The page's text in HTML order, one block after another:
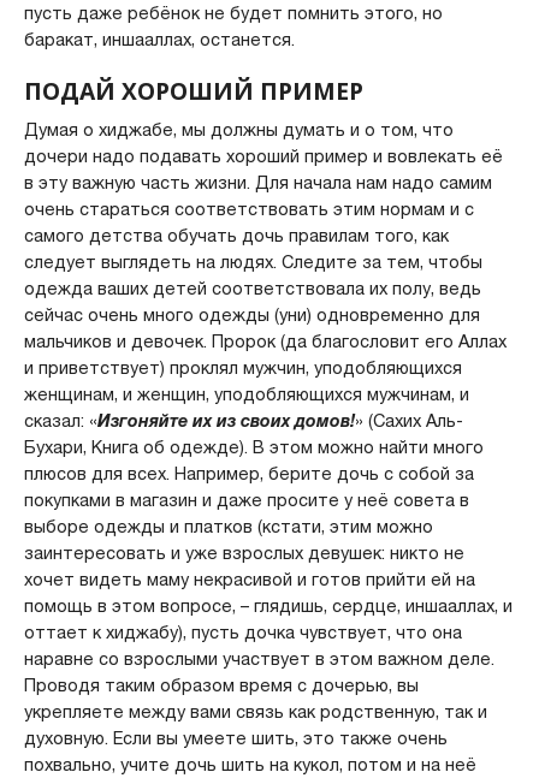
пусть даже ребёнок не будет помнить этого, но
баракат, иншааллах, останется.
ПОДАЙ ХОРОШИЙ ПРИМЕР
Думая о хиджабе, мы должны думать и о том, что
дочери надо подавать хороший пример и вовлекать её
в эту важную часть жизни. Для начала нам надо самим
очень стараться соответствовать этим нормам и с
самого детства обучать дочь правилам того, как
следует выглядеть на людях. Следите за тем, чтобы
одежда ваших детей соответствовала их полу, ведь
сейчас очень много одежды (уни) одновременно для
мальчиков и девочек. Пророк (да благословит его Аллах
и приветствует) проклял мужчин, уподобляющихся
женщинам, и женщин, уподобляющихся мужчинам, и
сказал: «Изгоняйте их из своих домов!» (Сахих Аль-
Бухари, Книга об одежде). В этом можно найти много
плюсов для всех. Например, берите дочь с собой за
покупками в магазин и даже просите у неё совета в
выборе одежды и платков (кстати, этим можно
заинтересовать и уже взрослых девушек: никто не
хочет видеть маму некрасивой и готов прийти ей на
помощь в этом вопросе, – глядишь, сердце, иншааллах, и
оттает к хиджабу), пусть дочка чувствует, что она
наравне со взрослыми участвует в этом важном деле.
Проводя таким образом время с дочерью, вы
укрепляете между вами связь как родственную, так и
духовную. Если вы умеете шить, это также очень
похвально, учите дочь шить на кукол, потом и на неё